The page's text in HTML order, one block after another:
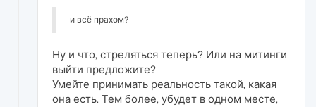
и всё прахом?
Ну и что, стреляться теперь? Или на митинги
выйти предложите?
Умейте принимать реальность такой, какая
она есть. Тем более, убудет в одном месте,